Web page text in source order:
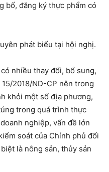
bố, đăng ký thực phẩm có
phát biểu tại hội nghị.
nhiều thay đổi, bổ sung,
2018/ND-CP nên trong
khỏi một số địa phương,
trong quá trình thực
nghiệp, vấn đề lớn
soát của Chính phủ đối
là nông sản, thủy sản